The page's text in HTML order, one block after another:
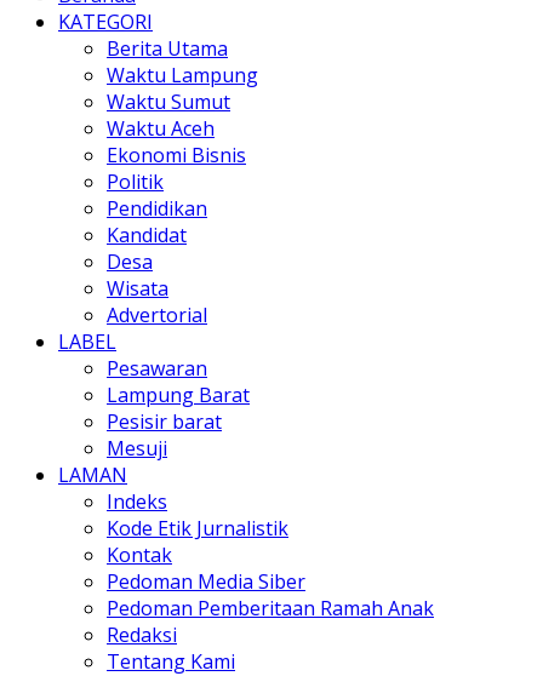
KATEGORI
Berita Utama
Waktu Lampung
Waktu Sumut
Waktu Aceh
Ekonomi Bisnis
Politik
Pendidikan
Kandidat
Desa
Wisata
Advertorial
LABEL
Pesawaran
Lampung Barat
Pesisir barat
Mesuji
LAMAN
Indeks
Kode Etik Jurnalistik
Kontak
Pedoman Media Siber
Pedoman Pemberitaan Ramah Anak
Redaksi
Tentang Kami